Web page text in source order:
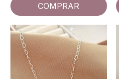
COMPRAR